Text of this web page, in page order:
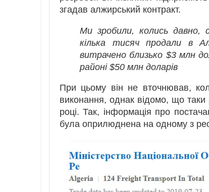
згадав алжирський контракт.
Ми зробили, колись
кілька тисяч продали в
витрачено близько $3 млн
районі $50 млн доларів
При цьому він не вточнював,
виконання, однак відомо, що
році. Так, інформація про
була оприлюднена на одному з